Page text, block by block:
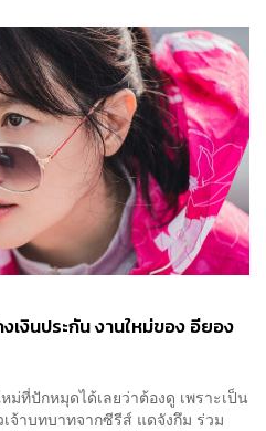
งินประกัน งานใหม่ของ อียอง
ม่ที่ปักหมุดได้เลยว่าต้องดู เพราะเป็น
จ้าบทบาทจากซีรีส์ แดจังกึม ร่วม